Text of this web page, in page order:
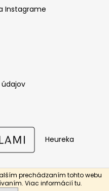
prechádzaním tohto webu
Viac informáciítu.
Instagrame
Heureka
Shoptet